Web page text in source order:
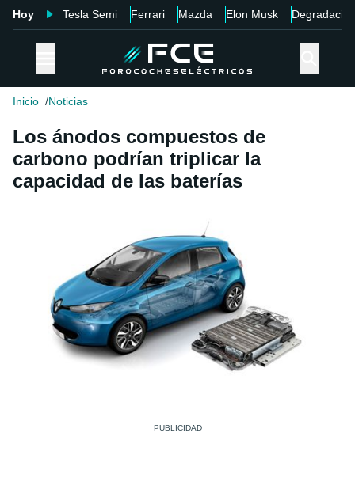
Hoy Tesla Semi Ferrari Mazda Elon Musk Degradación
Inicio Noticias
Los ánodos compuestos de
carbono podrían triplicar la
capacidad de las baterías